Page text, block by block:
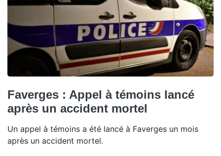
Faverges : Appel à témoins lancé
après un accident mortel
Un appel à témoins a été lancé à Faverges un mois
après un accident mortel.